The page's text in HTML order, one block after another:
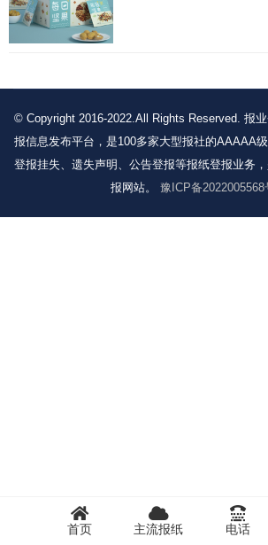
© Copyright 2016-2022.All Rights Reserved. 报
报信息发布平台，是100多家大型报社的AAAAA
登报挂失、遗失声明、公告登报等报纸登报业务
报网站。 豫ICP备2022005568
首页 主流报纸 电话